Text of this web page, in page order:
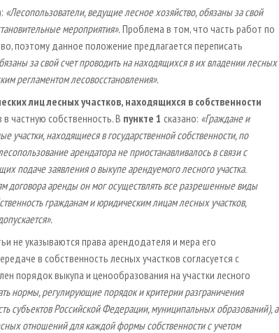
: «Лесопользователи, ведущие лесное хозяйство, обязаны за свой
мероприятия».Проблема в том, что часть работ по
поэтому данное положение предлагается переписать
за свой счет проводить на находящихся в их владении лесных
регламентом лесовосстановления».
лиц лесных участков, находящихся в собственности
частную собственность. В пункте 1 сказано: «Граждане и
находящиеся в государственной собственности, по
арендатора не приостанавливалось в связи с
подаче заявления о выкупе арендуемого лесного участка.
договора аренды он мог осуществлять все разрешенные виды
гражданам и юридическим лицам лесных участков,
не указываются права арендодателя и мера его
в собственность лесных участков согласуется с
порядок выкупа и ценообразования на участки лесного
нормы, регулирующие порядок и критерии разграничения
субъектов Российской Федерации, муниципальных образований), а
отношений для каждой формы собственности с учетом